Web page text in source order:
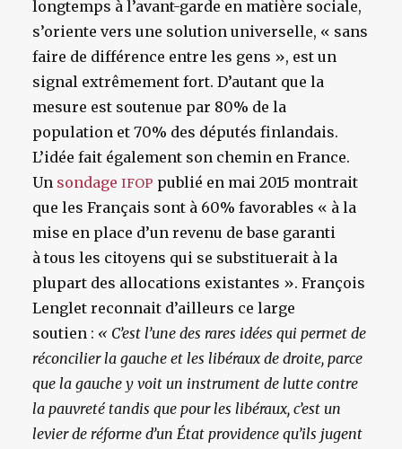
longtemps à l’avant-garde en matière sociale,
s’oriente vers une solution universelle, « sans
faire de différence entre les gens », est un
signal extrêmement fort. D’autant que la
mesure est soutenue par 80% de la
population et 70% des députés finlandais.
L’idée fait également son chemin en France.
Un sondage IFOP publié en mai 2015 montrait
que les Français sont à 60% favorables « à la
mise en place d’un revenu de base garanti
à tous les citoyens qui se substituerait à la
plupart des allocations existantes ». François
Lenglet reconnait d’ailleurs ce large
soutien : « C’est l’une des rares idées qui permet de
réconcilier la gauche et les libéraux de droite, parce
que la gauche y voit un instrument de lutte contre
la pauvreté tandis que pour les libéraux, c’est un
levier de réforme d’un État providence qu’ils jugent